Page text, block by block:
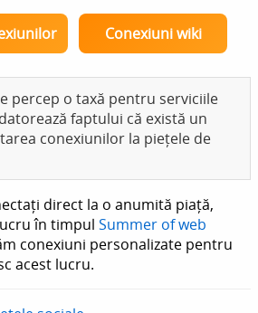
Conexiuni wiki
percep o taxă pentru serviciile
faptului că există un
conexiunilor la piețele de
direct la o anumită piață,
în timpul Summer of web
conexiuni personalizate pentru
acest lucru.